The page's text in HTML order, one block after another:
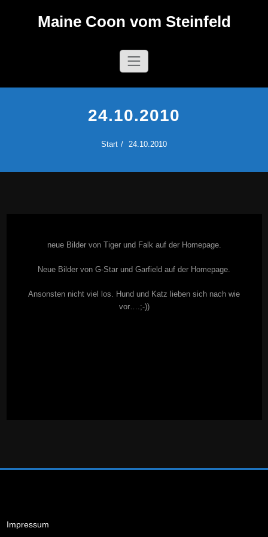
Maine Coon vom Steinfeld
24.10.2010
Start 24.10.2010
neue Bilder von Tiger und Falk auf der Homepage.
Neue Bilder von G-Star und Garfield auf der Homepage.
Ansonsten nicht viel los. Hund und Katz lieben sich nach wie
vor….;-))
Impressum